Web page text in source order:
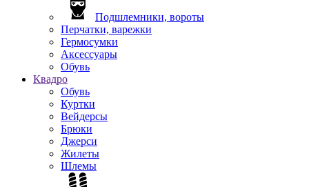
Подшлемники, вороты
Перчатки, варежки
Гермосумки
Аксессуары
Обувь
Квадро
Обувь
Куртки
Вейдерсы
Брюки
Джерси
Жилеты
Шлемы